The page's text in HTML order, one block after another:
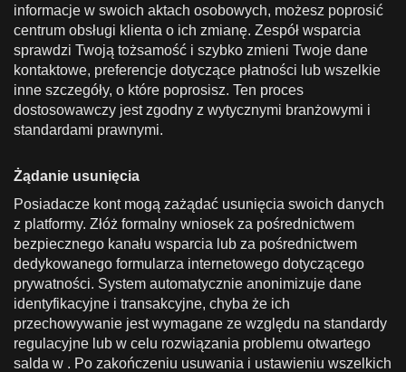
informacje w swoich aktach osobowych, możesz poprosić
centrum obsługi klienta o ich zmianę. Zespół wsparcia
sprawdzi Twoją tożsamość i szybko zmieni Twoje dane
kontaktowe, preferencje dotyczące płatności lub wszelkie
inne szczegóły, o które poprosisz. Ten proces
dostosowawczy jest zgodny z wytycznymi branżowymi i
standardami prawnymi.
Żądanie usunięcia
Posiadacze kont mogą zażądać usunięcia swoich danych
z platformy. Złóż formalny wniosek za pośrednictwem
bezpiecznego kanału wsparcia lub za pośrednictwem
dedykowanego formularza internetowego dotyczącego
prywatności. System automatycznie anonimizuje dane
identyfikacyjne i transakcyjne, chyba że ich
przechowywanie jest wymagane ze względu na standardy
regulacyjne lub w celu rozwiązania problemu otwartego
salda w . Po zakończeniu usuwania i ustawieniu wszelkich